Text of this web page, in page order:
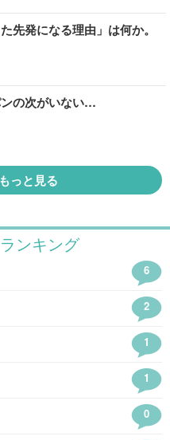
先発になる理由」は何か。
の次がいない…
っと見る